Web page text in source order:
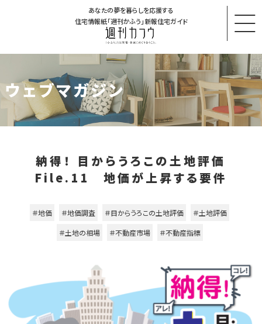
あなたの夢を暮らしを応援する
住宅情報紙「週刊かふう」新報住宅ガイド
ウェブマガジン
納得！ 目からうろこの土地評価
File.11 地価が上昇する要件
＃地価 ＃地価調査 ＃目からうろこの土地評価
＃土地評価
＃土地の相場
＃不動産市場 ＃不動産指標